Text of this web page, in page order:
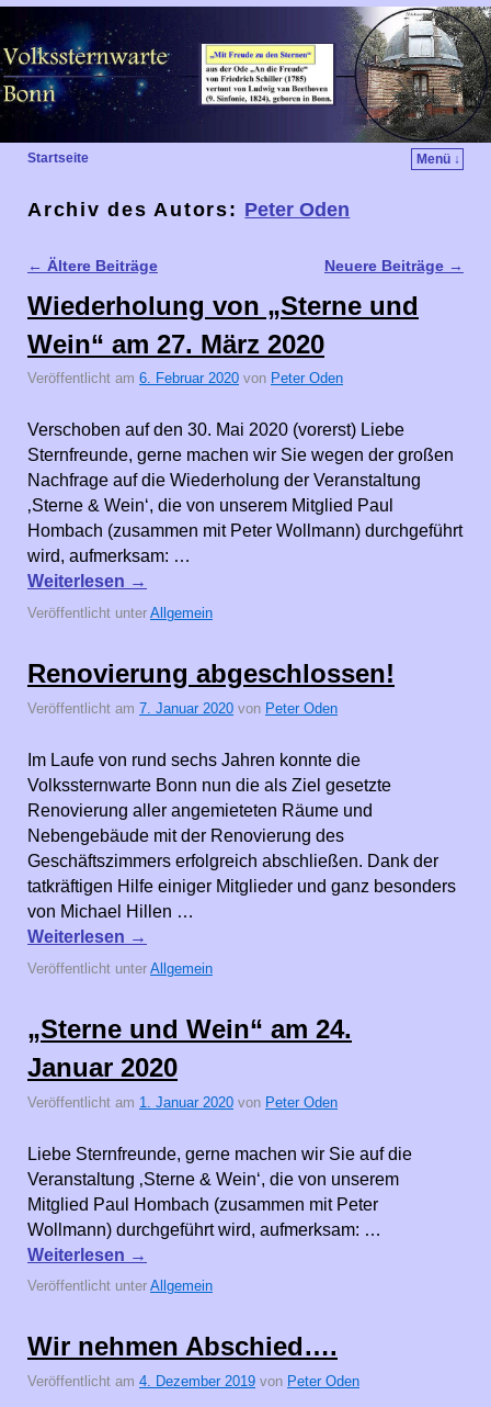
Startseite Menü ↓
Archiv des Autors: Peter Oden
Artikelnavigation
← Ältere Beiträge Neuere Beiträge →
Wiederholung von „Sterne und
Wein“ am 27. März 2020
Veröffentlicht am 6. Februar 2020 von Peter Oden
Verschoben auf den 30. Mai 2020 (vorerst) Liebe
Sternfreunde, gerne machen wir Sie wegen der großen
Nachfrage auf die Wiederholung der Veranstaltung
‚Sterne & Wein‘, die von unserem Mitglied Paul
Hombach (zusammen mit Peter Wollmann) durchgeführt
wird, aufmerksam: …
Weiterlesen →
Veröffentlicht unter Allgemein
Renovierung abgeschlossen!
Veröffentlicht am 7. Januar 2020 von Peter Oden
Im Laufe von rund sechs Jahren konnte die
Volkssternwarte Bonn nun die als Ziel gesetzte
Renovierung aller angemieteten Räume und
Nebengebäude mit der Renovierung des
Geschäftszimmers erfolgreich abschließen. Dank der
tatkräftigen Hilfe einiger Mitglieder und ganz besonders
von Michael Hillen …
Weiterlesen →
Veröffentlicht unter Allgemein
„Sterne und Wein“ am 24.
Januar 2020
Veröffentlicht am 1. Januar 2020 von Peter Oden
Liebe Sternfreunde, gerne machen wir Sie auf die
Veranstaltung ‚Sterne & Wein‘, die von unserem
Mitglied Paul Hombach (zusammen mit Peter
Wollmann) durchgeführt wird, aufmerksam: …
Weiterlesen →
Veröffentlicht unter Allgemein
Wir nehmen Abschied….
Veröffentlicht am 4. Dezember 2019 von Peter Oden